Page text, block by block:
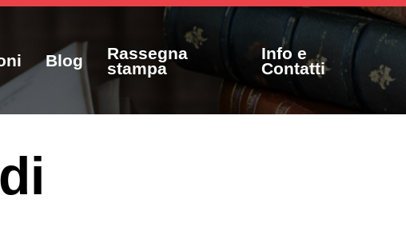
Blog
Rassegna
stampa
Info e
Contatti